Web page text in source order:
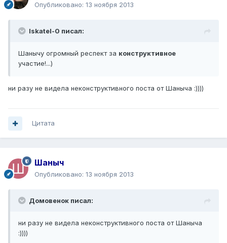
Опубликовано: 13 ноября 2013
Iskatel-0 писал:
Шанычу огромный респект за конструктивное
участие!...)
ни разу не видела неконструктивного поста от Шаныча :))))
Цитата
Шаныч
Опубликовано: 13 ноября 2013
Домовенок писал:
ни разу не видела неконструктивного поста от Шаныча
:))))